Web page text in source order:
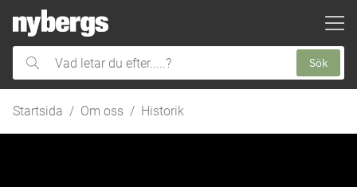
huvudinnehållet
Vad
letar
du
Sök
Startsida Om oss Historik